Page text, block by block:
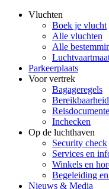
Vluchten
Boek je vlucht
Alle vluchten
Alle
Parkeerplaats
Voor vertrek
Bagageregels
Inchecken
Op de luchthaven
Security check
Services en
Winkels en
Begeleiding
Nieuws & Media